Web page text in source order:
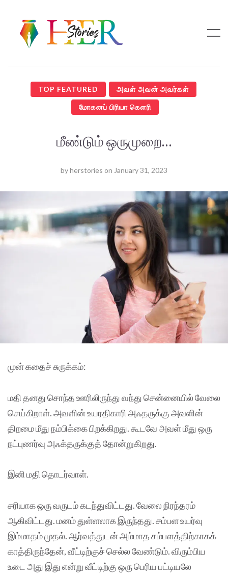
TOP FEATURED அவள் அவன் அவர்கள்
மோகனப் பிரியா கௌரி
மீண்டும் ஒருமுறை…
byherstories on January 31, 2023
முன் கதைச் சுருக்கம்:
மதி தனது சொந்த ஊரிலிருந்து வந்து சென்னையில் வேலை
செய்கிறாள். அவளின் உயரதிகாரி அஃதருக்கு அவளின்
திறமை மீது நம்பிக்கை பிறக்கிறது. கூடவே அவள் மீது ஒரு
நட்புணர்வு அஃக்தருக்குத் தோன்றுகிறது.
இனி மதி தொடர்வாள்.
சரியாக ஒரு வருடம் கடந்துவிட்டது. வேலை நிரந்தரம்
ஆகிவிட்டது. மனம் துள்ளலாக இருந்தது. சம்பள உயர்வு
இம்மாதம் முதல். ஆர்வத்துடன் அம்மாத சம்பளத்திற்காகக்
காத்திருந்தேன், வீட்டிற்குச் செல்ல வேண்டும். விரும்பிய
உடை அது இது என்று வீட்டிற்கு ஒரு பெரிய பட்டியலே